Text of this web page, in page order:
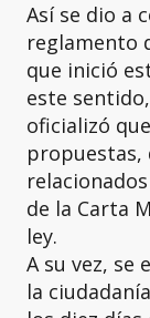
Así se dio a
reglamento
que inició
este
oficializó
propuestas,
de la Carta
ley.
A su vez, se
la